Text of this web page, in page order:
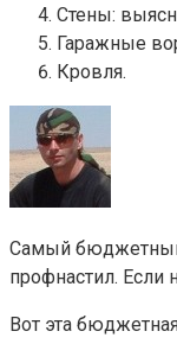
Стены:
Гаражные
Кровля.
Самый бюджетный
профнастил. Если
Вот эта